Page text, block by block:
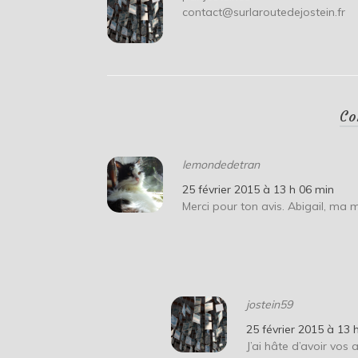
contact@surlaroutedejostein.fr
lemondedetran
25 février 2015 à 13 h 06 min
Merci pour ton avis. Abigail, ma
jostein59
25 février 2015 à 13
J’ai hâte d’avoir vos